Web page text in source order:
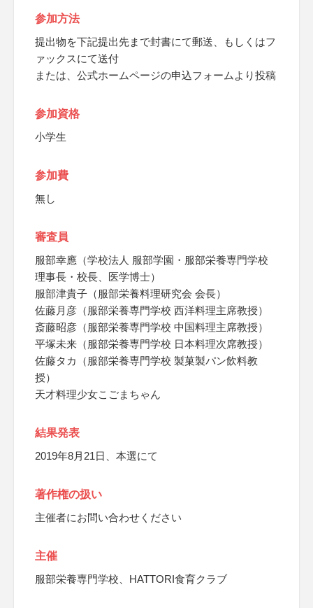
参加方法
提出物を下記提出先まで封書にて郵送、もしくはフ
ァックスにて送付
または、公式ホームページの申込フォームより投稿
参加資格
小学生
参加費
無し
審査員
服部幸應（学校法人 服部学園・服部栄養専門学校
理事長・校長、医学博士）
服部津貴子（服部栄養料理研究会 会長）
佐藤月彦（服部栄養専門学校 西洋料理主席教授）
斎藤昭彦（服部栄養専門学校 中国料理主席教授）
平塚未来（服部栄養専門学校 日本料理次席教授）
佐藤タカ（服部栄養専門学校 製菓製パン飲料教
授）
天才料理少女こごまちゃん
結果発表
2019年8月21日、本選にて
著作権の扱い
主催者にお問い合わせください
主催
服部栄養専門学校、HATTORI食育クラブ